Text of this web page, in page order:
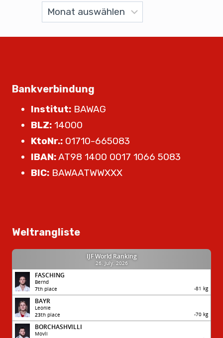
Bankverbindung
Institut: BAWAG
BLZ: 14000
KtoNr.: 01710-665083
IBAN:AT98 1400 0017 1066 5083
BIC: BAWAATWWXXX
Weltrangliste